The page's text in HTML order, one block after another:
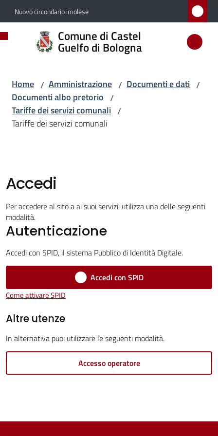
Vai al contenuto
Vai alla navigazione
Vai al footer
Nuovo circondario imolese
Comune di Castel
Guelfo di Bologna
Comune
di
di
Bologna
Novità
Servizi
Vivere
Servizi
online
Tutti
Home / Amministrazione / Documenti e dati /
Documenti albo pretorio /
Tariffe dei servizi comunali /
Tariffe dei servizi comunali
Accedi
Per accedere al sito a ai suoi servizi, utilizza una delle seguenti
modalità.
Autenticazione
Accedi con SPID, il sistema Pubblico di Identità Digitale.
Accedi con SPID
Come attivare SPID
Altre utenze
In alternativa puoi utilizzare le seguenti modalità.
Accesso operatore